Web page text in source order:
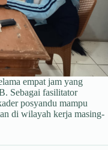
empat jam yang
Sebagai fasilitator
posyandu mampu
di wilayah kerja masing-